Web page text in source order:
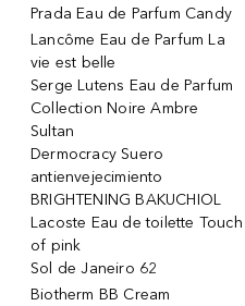
Prada Eau de Parfum Candy
Lancôme Eau de Parfum La
vie est belle
Serge Lutens Eau de Parfum
Collection Noire Ambre
Sultan
Dermocracy Suero
antienvejecimiento
BRIGHTENING BAKUCHIOL
Lacoste Eau de toilette Touch
of pink
Sol de Janeiro 62
Biotherm BB Cream